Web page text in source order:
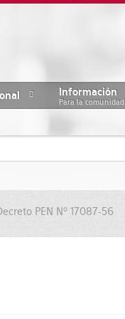
Información
Para la comunidad
PEN Nº 17087-56